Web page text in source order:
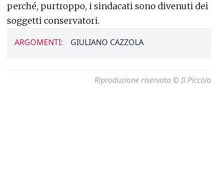
perché, purtroppo, i sindacati sono divenuti dei
soggetti conservatori.
ARGOMENTI: GIULIANO CAZZOLA
Riproduzione riservata © Il Piccolo